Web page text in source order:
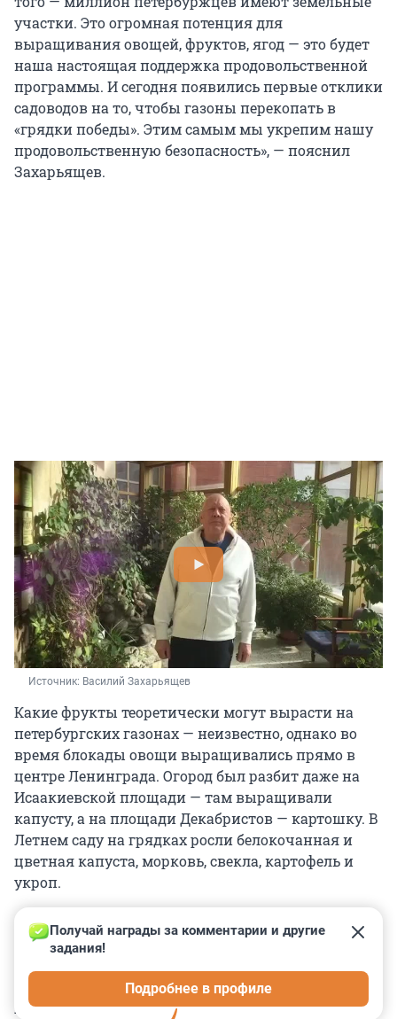
участки. Это огромная потенция для
выращивания овощей, фруктов, ягод — это будет
наша настоящая поддержка продовольственной
программы. И сегодня появились первые отклики
садоводов на то, чтобы газоны перекопать в
«грядки победы». Этим самым мы укрепим нашу
продовольственную безопасность», — пояснил
Захарьящев.
Источник: Василий Захарьящев
Какие фрукты теоретически могут вырасти на
петербургских газонах — неизвестно, однако во
время блокады овощи выращивались прямо в
центре Ленинграда. Огород был разбит даже на
Исаакиевской площади — там выращивали
капусту, а на площади Декабристов — картошку. В
Летнем саду на грядках росли белокочанная и
цветная капуста, морковь, свекла, картофель и
укроп.
КОММЕНТАРИИ 58
Получай награды за комментарии и другие
задания!
Подробнее в профиле